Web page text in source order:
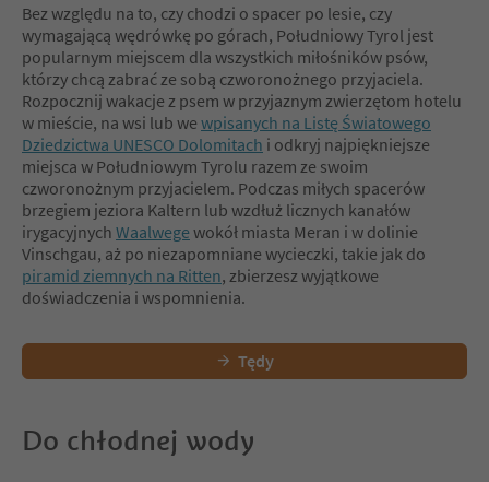
Bez względu na to, czy chodzi o spacer po lesie, czy
wymagającą wędrówkę po górach, Południowy Tyrol jest
popularnym miejscem dla wszystkich miłośników psów,
którzy chcą zabrać ze sobą czworonożnego przyjaciela.
Rozpocznij wakacje z psem w przyjaznym zwierzętom hotelu
w mieście, na wsi lub we wpisanych na Listę Światowego
Dziedzictwa UNESCO Dolomitach i odkryj najpiękniejsze
miejsca w Południowym Tyrolu razem ze swoim
czworonożnym przyjacielem. Podczas miłych spacerów
brzegiem jeziora Kaltern lub wzdłuż licznych kanałów
irygacyjnych Waalwegewokół miasta Meran i w dolinie
Vinschgau, aż po niezapomniane wycieczki, takie jak do
piramid ziemnych na Ritten, zbierzesz wyjątkowe
doświadczenia i wspomnienia.
Tędy
Do chłodnej wody